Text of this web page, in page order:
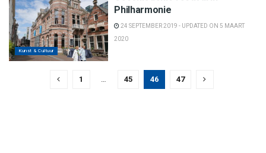
Kunst & Cultuur
Philharmonie
24 SEPTEMBER 2019 - UPDATED ON 5 MAART
2020
1 … 45 46 47